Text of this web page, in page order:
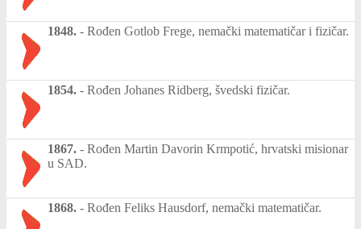
1848. - Rođen Gotlob Frege, nemački matematičar i fizičar.
1854. - Rođen Johanes Ridberg, švedski fizičar.
1867. - Rođen Martin Davorin Krmpotić, hrvatski misionar
u SAD.
1868. - Rođen Feliks Hausdorf, nemački matematičar.